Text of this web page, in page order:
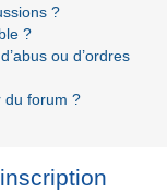
?
?
ou d’ordres
du forum ?